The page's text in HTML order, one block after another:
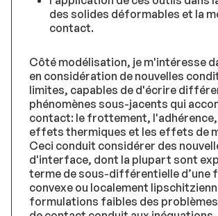
des solides déformables et la
contact.
Côté modélisation, je m'intéresse
en considération de nouvelles
limites, capables de d'écrire
phénomènes sous-jacents qui
contact: le frottement, l'adhérence,
effets thermiques et les effets de
Ceci conduit considérer des
d'interface, dont la plupart sont
terme de sous-différentielle d’une
convexe ou localement
formulations faibles des